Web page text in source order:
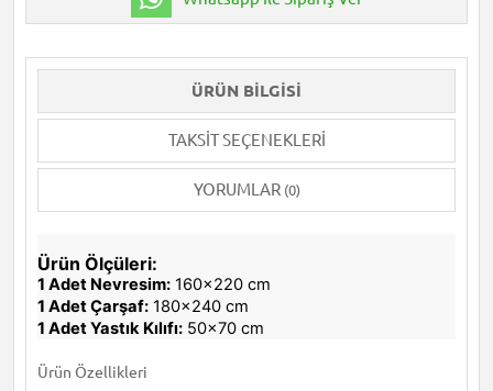
ÜRÜN BILGISI
TAKSIT SEÇENEKLERI
YORUMLAR (0)
Ürün Ölçüleri:
1 Adet Nevresim: 160x220 cm
1 Adet Çarşaf: 180x240 cm
1 Adet Yastık Kılıfı: 50x70 cm
Ürün Özellikleri